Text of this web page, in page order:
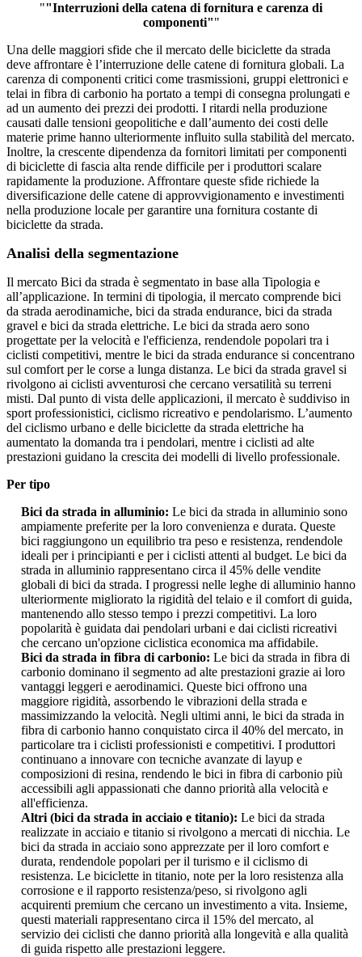
""Interruzioni della catena di fornitura e carenza di
componenti""
Una delle maggiori sfide che il mercato delle biciclette da strada
deve affrontare è l’interruzione delle catene di fornitura globali. La
carenza di componenti critici come trasmissioni, gruppi elettronici e
telai in fibra di carbonio ha portato a tempi di consegna prolungati e
ad un aumento dei prezzi dei prodotti. I ritardi nella produzione
causati dalle tensioni geopolitiche e dall’aumento dei costi delle
materie prime hanno ulteriormente influito sulla stabilità del mercato.
Inoltre, la crescente dipendenza da fornitori limitati per componenti
di biciclette di fascia alta rende difficile per i produttori scalare
rapidamente la produzione. Affrontare queste sfide richiede la
diversificazione delle catene di approvvigionamento e investimenti
nella produzione locale per garantire una fornitura costante di
biciclette da strada.
Analisi della segmentazione
Il mercato Bici da strada è segmentato in base alla Tipologia e
all’applicazione. In termini di tipologia, il mercato comprende bici
da strada aerodinamiche, bici da strada endurance, bici da strada
gravel e bici da strada elettriche. Le bici da strada aero sono
progettate per la velocità e l'efficienza, rendendole popolari tra i
ciclisti competitivi, mentre le bici da strada endurance si concentrano
sul comfort per le corse a lunga distanza. Le bici da strada gravel si
rivolgono ai ciclisti avventurosi che cercano versatilità su terreni
misti. Dal punto di vista delle applicazioni, il mercato è suddiviso in
sport professionistici, ciclismo ricreativo e pendolarismo. L’aumento
del ciclismo urbano e delle biciclette da strada elettriche ha
aumentato la domanda tra i pendolari, mentre i ciclisti ad alte
prestazioni guidano la crescita dei modelli di livello professionale.
Per tipo
Bici da strada in alluminio: Le bici da strada in alluminio sono
ampiamente preferite per la loro convenienza e durata. Queste
bici raggiungono un equilibrio tra peso e resistenza, rendendole
ideali per i principianti e per i ciclisti attenti al budget. Le bici da
strada in alluminio rappresentano circa il 45% delle vendite
globali di bici da strada. I progressi nelle leghe di alluminio hanno
ulteriormente migliorato la rigidità del telaio e il comfort di guida,
mantenendo allo stesso tempo i prezzi competitivi. La loro
popolarità è guidata dai pendolari urbani e dai ciclisti ricreativi
che cercano un'opzione ciclistica economica ma affidabile.
Bici da strada in fibra di carbonio: Le bici da strada in fibra di
carbonio dominano il segmento ad alte prestazioni grazie ai loro
vantaggi leggeri e aerodinamici. Queste bici offrono una
maggiore rigidità, assorbendo le vibrazioni della strada e
massimizzando la velocità. Negli ultimi anni, le bici da strada in
fibra di carbonio hanno conquistato circa il 40% del mercato, in
particolare tra i ciclisti professionisti e competitivi. I produttori
continuano a innovare con tecniche avanzate di layup e
composizioni di resina, rendendo le bici in fibra di carbonio più
accessibili agli appassionati che danno priorità alla velocità e
all'efficienza.
Altri (bici da strada in acciaio e titanio): Le bici da strada
realizzate in acciaio e titanio si rivolgono a mercati di nicchia. Le
bici da strada in acciaio sono apprezzate per il loro comfort e
durata, rendendole popolari per il turismo e il ciclismo di
resistenza. Le biciclette in titanio, note per la loro resistenza alla
corrosione e il rapporto resistenza/peso, si rivolgono agli
acquirenti premium che cercano un investimento a vita. Insieme,
questi materiali rappresentano circa il 15% del mercato, al
servizio dei ciclisti che danno priorità alla longevità e alla qualità
di guida rispetto alle prestazioni leggere.